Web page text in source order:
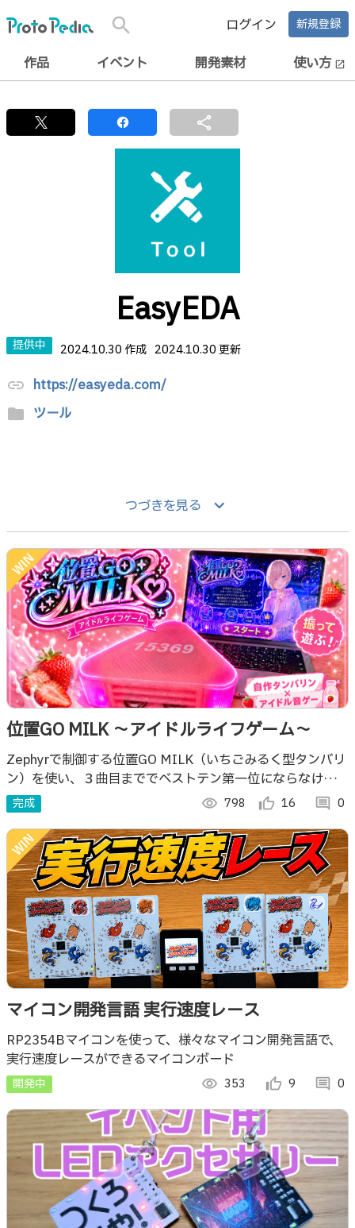
search ログイン 新規登録
作品 イベント 開発素材 使い方 open_in_new
share
EasyEDA
提供中 2024.10.30 作成 2024.10.30 更新
link https://easyeda.com/
folder ツール
つづきを見る keyboard_arrow_down
位置GO MILK 〜アイドルライフゲーム〜
Zephyrで制御する位置GO MILK（いちごみるく型タンバリ
ン）を使い、３曲目まででベストテン第一位にならなければ
解散になるアイドルライフゲームです！３曲の音ゲーは得点
ランキングありです！
完成 visibility 798 thumb_up_alt 16 comment 0
マイコン開発言語 実行速度レース
RP2354Bマイコンを使って、様々なマイコン開発言語で、
実行速度レースができるマイコンボード
開発中 visibility 353 thumb_up_alt 9 comment 0